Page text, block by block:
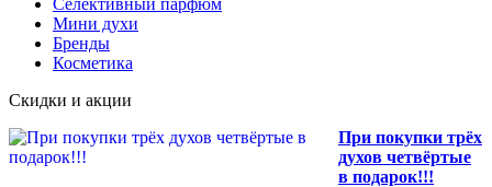
Мини духи
Бренды
Косметика
Скидки и акции
При покупки трёх
духов четвёртые
в подарок!!!